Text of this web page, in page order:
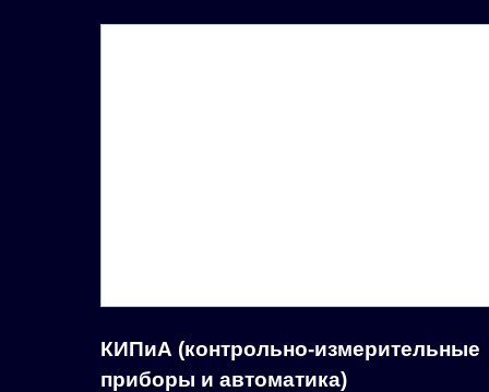
КИПиА (контрольно-измерительные
приборы и автоматика)